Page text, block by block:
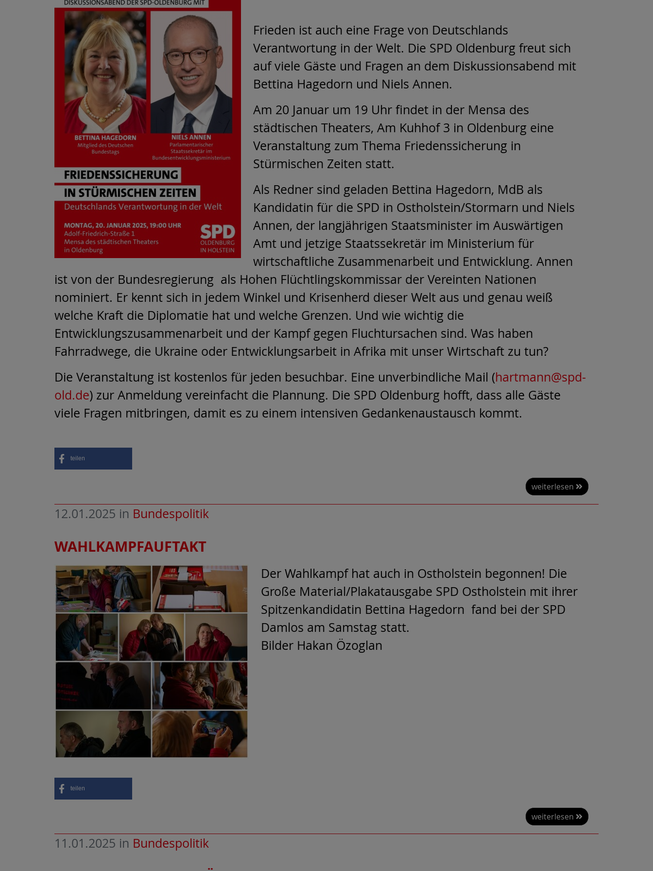
Frieden ist auch eine Frage von Deutschlands
Verantwortung in der Welt. Die SPD Oldenburg freut sich
auf viele Gäste und Fragen an dem Diskussionsabend mit
Bettina Hagedorn und Niels Annen.
Am 20 Januar um 19 Uhr findet in der Mensa des
städtischen Theaters, Am Kuhhof 3 in Oldenburg eine
Veranstaltung zum Thema Friedenssicherung in
Stürmischen Zeiten statt.
Als Redner sind geladen Bettina Hagedorn, MdB als
Kandidatin für die SPD in Ostholstein/Stormarn und Niels
Annen, der langjährigen Staatsminister im Auswärtigen
Amt und jetzige Staatssekretär im Ministerium für
wirtschaftliche Zusammenarbeit und Entwicklung. Annen
ist von der Bundesregierung als Hohen Flüchtlingskommissar der Vereinten Nationen
nominiert. Er kennt sich in jedem Winkel und Krisenherd dieser Welt aus und genau weiß
welche Kraft die Diplomatie hat und welche Grenzen. Und wie wichtig die
Entwicklungszusammenarbeit und der Kampf gegen Fluchtursachen sind. Was haben
Fahrradwege, die Ukraine oder Entwicklungsarbeit in Afrika mit unser Wirtschaft zu tun?
Die Veranstaltung ist kostenlos für jeden besuchbar. Eine unverbindliche Mail (hartmann@spd-
old.de) zur Anmeldung vereinfacht die Plannung. Die SPD Oldenburg hofft, dass alle Gäste
viele Fragen mitbringen, damit es zu einem intensiven Gedankenaustausch kommt.
teilen
weiterlesen
12.01.2025 in Bundespolitik
WAHLKAMPFAUFTAKT
Der Wahlkampf hat auch in Ostholstein begonnen! Die
Große Material/Plakatausgabe SPD Ostholstein mit ihrer
Spitzenkandidatin Bettina Hagedorn fand bei der SPD
Damlos am Samstag statt.
Bilder Hakan Özoglan
teilen
weiterlesen
11.01.2025 in Bundespolitik